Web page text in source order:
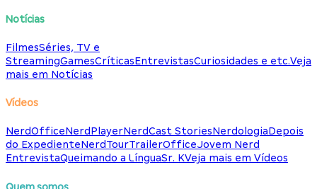
Notícias
FilmesSéries, TV e
StreamingGamesCríticasEntrevistasCuriosidades e etc.Veja
mais em Notícias
Vídeos
NerdOfficeNerdPlayerNerdCast StoriesNerdologiaDepois
do ExpedienteNerdTourTrailerOfficeJovem Nerd
EntrevistaQueimando a LínguaSr. KVeja mais em Vídeos
Quem somos